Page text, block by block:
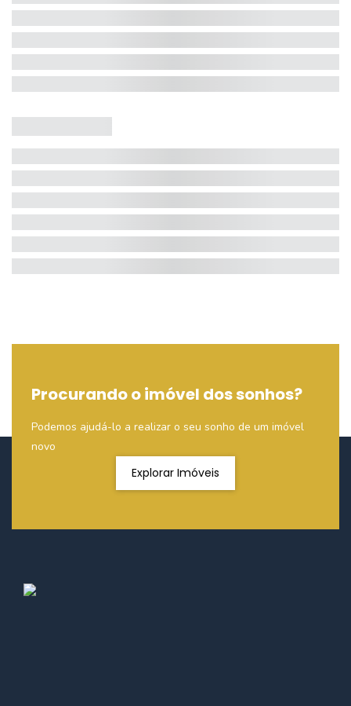
Procurando o imóvel dos sonhos?
Podemos ajudá-lo a realizar o seu sonho de um imóvel
novo
Explorar Imóveis